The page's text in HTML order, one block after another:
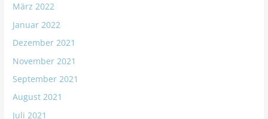
März 2022
Januar 2022
Dezember 2021
November 2021
September 2021
August 2021
Juli 2021